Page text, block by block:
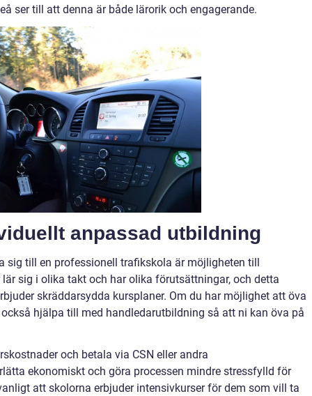
ser till att denna är både lärorik och engagerande.
anpassad utbildning
sig till en professionell trafikskola är möjligheten till
sig i olika takt och har olika förutsättningar, och detta
skräddarsydda kursplaner. Om du har möjlighet att öva
hjälpa till med handledarutbildning så att ni kan öva på
och betala via CSN eller andra
ekonomiskt och göra processen mindre stressfylld för
att skolorna erbjuder intensivkurser för dem som vill ta